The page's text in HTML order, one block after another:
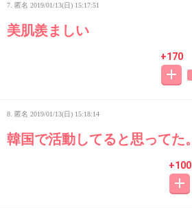
7. 匿名 2019/01/13(日) 15:17:51
美肌羨ましい
+170
8. 匿名 2019/01/13(日) 15:18:14
韓国で活動してると思ってた。
+100